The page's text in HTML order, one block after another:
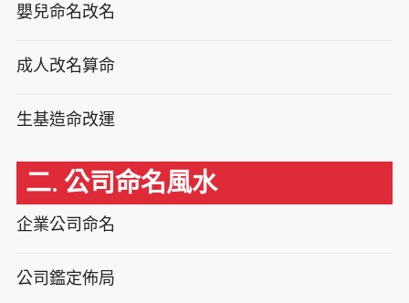
嬰兒命名改名
成人改名算命
生基造命改運
二. 公司命名風水
企業公司命名
公司鑑定佈局